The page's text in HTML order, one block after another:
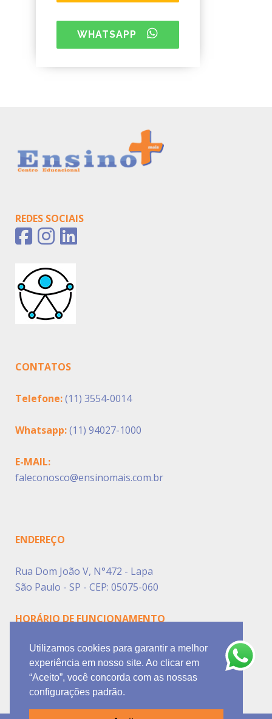
Utilizamos cookies para garantir a melhor
experiência em nosso site. Ao clicar em
“Aceito”, você concorda com as nossas
configurações padrão.
WHATSAPP
REDES SOCIAIS
CONTATOS
Telefone:(11) 3554-0014
Whatsapp:(11) 94027-1000
E-MAIL:
faleconosco@ensinomais.com.br
ENDEREÇO
Rua Dom João V, N°472 - Lapa
São Paulo - SP - CEP: 05075-060
HORÁRIO DE FUNCIONAMENTO
Segunda à Sexta das 10h00 às 16h00
Sábado das 09h00 às 12h00.